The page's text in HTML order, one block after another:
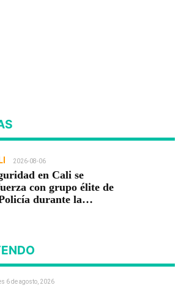
2026-08-06
en Cali se
con grupo élite de
durante la
6 de agosto, 2026